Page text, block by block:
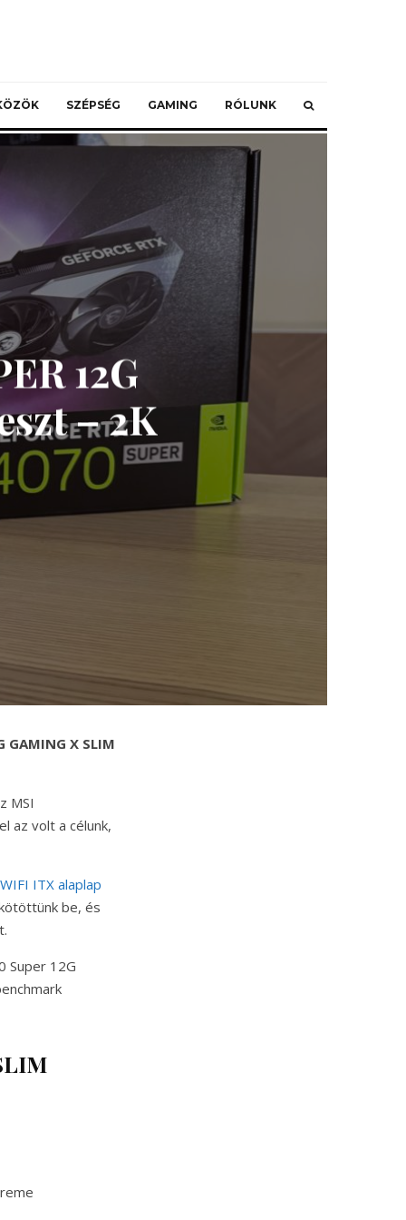
SZÉPSÉG GAMING RÓLUNK
12G
– 2K
X SLIM
MSI
az volt a célunk,
ITX alaplap
be, és
Super 12G